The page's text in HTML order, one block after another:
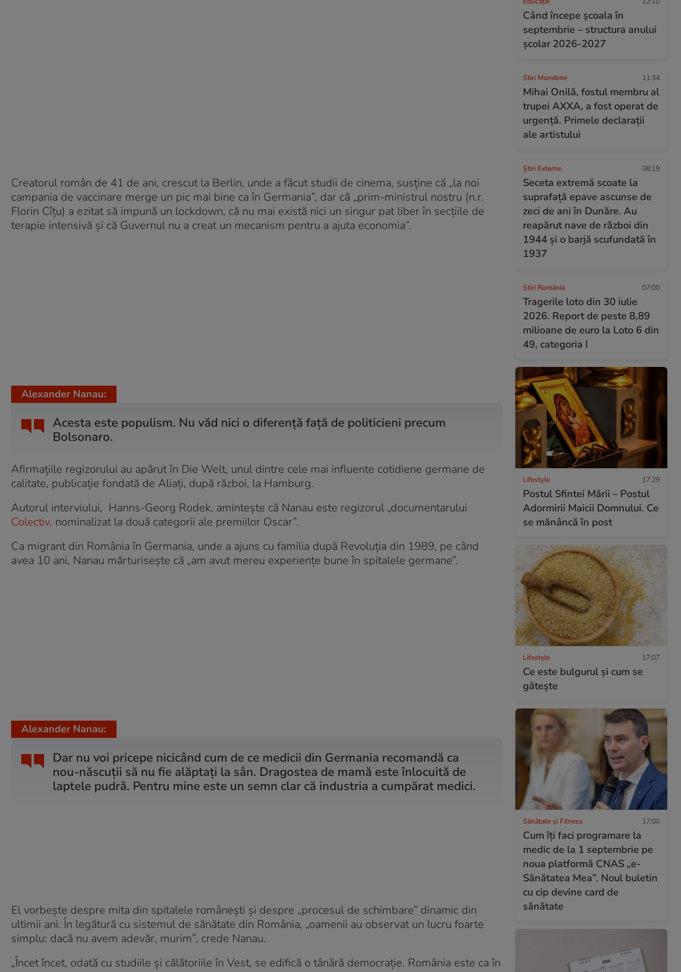
Creatorul român de 41 de ani, crescut la Berlin, unde a făcut studii de cinema, susține că „la noi
campania de vaccinare merge un pic mai bine ca în Germania”, dar că „prim-ministrul nostru (n.r.
Florin Cîțu) a ezitat să impună un lockdown, că nu mai există nici un singur pat liber în secțiile de
terapie intensivă și că Guvernul nu a creat un mecanism pentru a ajuta economia”.
Acesta este populism. Nu văd nici o diferență față de politicieni precum
Bolsonaro.
Alexander Nanau:
Afirmațiile regizorului au apărut în Die Welt, unul dintre cele mai influente cotidiene germane de
calitate, publicație fondată de Aliați, după război, la Hamburg.
Autorul interviului, Hanns-Georg Rodek, amintește că Nanau este regizorul „documentarului
Colectiv, nominalizat la două categorii ale premiilor Oscar”.
Ca migrant din România în Germania, unde a ajuns cu familia după Revoluția din 1989, pe când
avea 10 ani, Nanau mărturisește că „am avut mereu experiențe bune în spitalele germane”.
Dar nu voi pricepe nicicând cum de ce medicii din Germania recomandă ca
nou-născuții să nu fie alăptați la sân. Dragostea de mamă este înlocuită de
laptele pudră. Pentru mine este un semn clar că industria a cumpărat medici.
Alexander Nanau:
El vorbește despre mita din spitalele românești și despre „procesul de schimbare” dinamic din
ultimii ani. În legătură cu sistemul de sănătate din România, „oamenii au observat un lucru foarte
simplu: dacă nu avem adevăr, murim”, crede Nanau.
„Încet încet, odată cu studiile și călătoriile în Vest, se edifică o tânără democrație. România este ca în
Când începe şcoala în
septembrie – structura anului
şcolar 2026-2027
Stiri Mondene 11:34
Mihai Onilă, fostul membru al
trupei AXXA, a fost operat de
urgență. Primele declarații
ale artistului
Știri Externe 08:19
Seceta extremă scoate la
suprafață epave ascunse de
zeci de ani în Dunăre. Au
reapărut nave de război din
1944 și o barjă scufundată în
1937
Știri România 07:00
Tragerile loto din 30 iulie
2026. Report de peste 8,89
milioane de euro la Loto 6 din
49, categoria I
Lifestyle 17:29
Postul Sfintei Mării – Postul
Adormirii Maicii Domnului. Ce
se mănâncă în post
Lifestyle 17:07
Ce este bulgurul și cum se
gătește
Sănătate și Fitness 17:00
Cum îți faci programare la
medic de la 1 septembrie pe
noua platformă CNAS „e-
Sănătatea Mea”. Noul buletin
cu cip devine card de
sănătate